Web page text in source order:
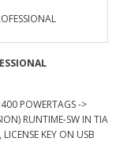
POWERTAGS ->
RUNTIME-SW IN TIA
KEY ON USB